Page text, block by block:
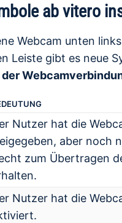
ab vitero
Webcam unten
Leiste gibt es neue
Nutzer hat die
aber noch
zum Übertragen
Nutzer hat die